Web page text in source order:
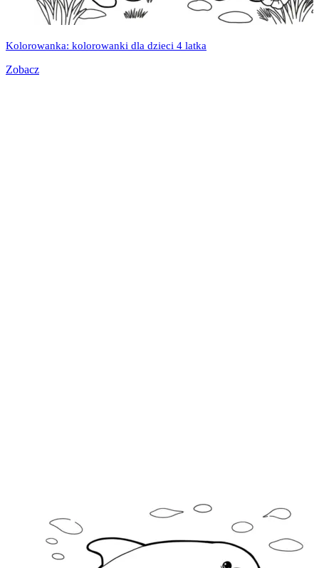
Kolorowanka: kolorowanki dla dzieci 4 latka
Zobacz